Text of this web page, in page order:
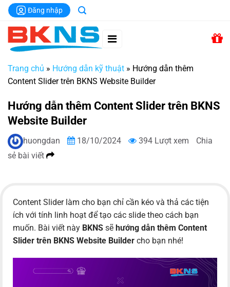
Chuyển
đến
dung
Đăng nhập
Trang chủ » Hướng dẫn kỹ thuật » Hướng dẫn thêm
Content Slider trên BKNS Website Builder
Hướng dẫn thêm Content Slider trên BKNS
Website Builder
huongdan 18/10/2024 394 Lượt xem
Chia
sẻ bài viết
Content Slider làm cho bạn chỉ cần kéo và thả các tiện
ích với tính linh hoạt để tạo các slide theo cách bạn
muốn. Bài viết này BKNS sẽ hướng dẫn thêm Content
Slider trên BKNS Website Builder cho bạn nhé!